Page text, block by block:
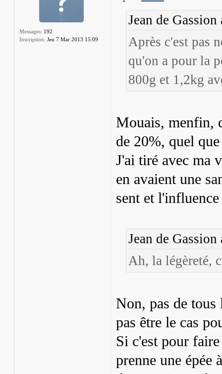
Messages: 192
Inscription: Jeu 7 Mar 2013 15:09
Jean de
Après c'est pas
qu'on a pour la
800g et 1,2kg
Mouais, menfin,
de 20%, quel
J'ai tiré avec ma
en avaient une
sent et
Jean de
Ah, la légèreté,
Non, pas de
pas être le cas
Si c'est pour
prenne une épée